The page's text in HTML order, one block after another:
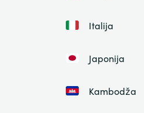
Italija
Japonija
Kambodža